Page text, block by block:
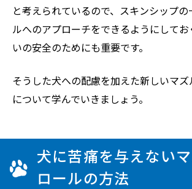
と考えられているので、スキンシップ
ルへのアプローチをできるようにして
いの安全のためにも重要です。
そうした犬への配慮を加えた新しいマ
について学んでいきましょう。
犬に苦痛を与えない
ロールの方法